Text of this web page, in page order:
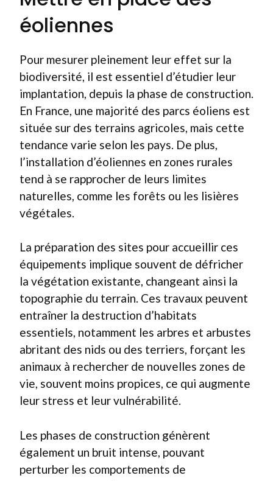
éoliennes
Pour mesurer pleinement leur effet sur la
biodiversité, il est essentiel d’étudier leur
implantation, depuis la phase de construction.
En France, une majorité des parcs éoliens est
située sur des terrains agricoles, mais cette
tendance varie selon les pays. De plus,
l’installation d’éoliennes en zones rurales
tend à se rapprocher de leurs limites
naturelles, comme les forêts ou les lisières
végétales.
La préparation des sites pour accueillir ces
équipements implique souvent de défricher
la végétation existante, changeant ainsi la
topographie du terrain. Ces travaux peuvent
entraîner la destruction d’habitats
essentiels, notamment les arbres et arbustes
abritant des nids ou des terriers, forçant les
animaux à rechercher de nouvelles zones de
vie, souvent moins propices, ce qui augmente
leur stress et leur vulnérabilité.
Les phases de construction génèrent
également un bruit intense, pouvant
perturber les comportements de